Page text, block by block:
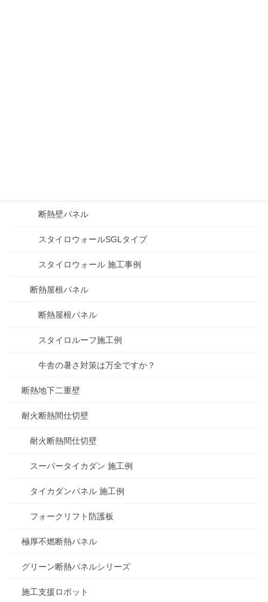
断熱壁パネル
スタイロウォールSGLタイプ
スタイロウォール 施工事例
断熱屋根パネル
断熱屋根パネル
スタイロルーフ施工例
牛舎の暑さ対策は万全ですか？
断熱地下二重壁
耐火断熱間仕切壁
耐火断熱間仕切壁
スーパータイカダン 施工例
タイカダンパネル 施工例
フォークリフト防護板
極厚不燃断熱パネル
グリーン断熱パネルシリーズ
施工支援ロボット